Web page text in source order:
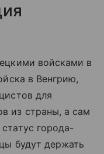
войсками в
в Венгрию,
для
из страны, а сам
города-
будут держать